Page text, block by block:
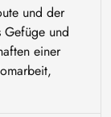
und der
Gefüge und
einer